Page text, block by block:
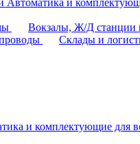
Вокзалы, Ж/Д станции
Склады и
и комплектующие для